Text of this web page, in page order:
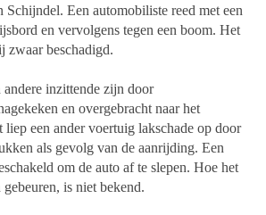
Schijndel. Een automobiliste reed met een
en vervolgens tegen een boom. Het
zwaar beschadigd.
andere inzittende zijn door
en overgebracht naar het
liep een ander voertuig lakschade op door
als gevolg van de aanrijding. Een
om de auto af te slepen. Hoe het
is niet bekend.